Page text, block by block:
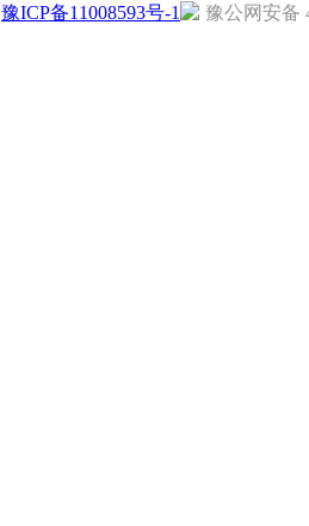
豫ICP备11008593号-1
豫公网安备